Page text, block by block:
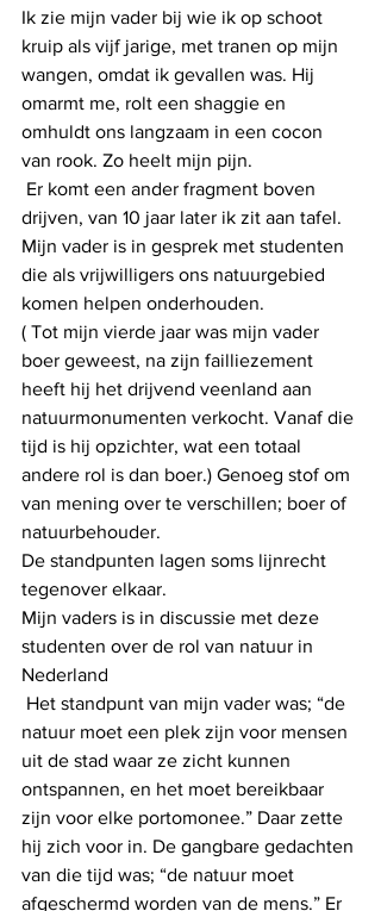
Ik zie mijn vader bij wie ik op schoot
kruip als vijf jarige, met tranen op mijn
wangen, omdat ik gevallen was. Hij
omarmt me, rolt een shaggie en
omhuldt ons langzaam in een cocon
van rook. Zo heelt mijn pijn.
drijven, van 10 jaar later ik zit aan tafel.
Mijn vader is in gesprek met studenten
die als vrijwilligers ons natuurgebied
komen helpen onderhouden.
( Tot mijn vierde jaar was mijn vader
boer geweest, na zijn failliezement
heeft hij het drijvend veenland aan
natuurmonumenten verkocht. Vanaf die
tijd is hij opzichter, wat een totaal
andere rol is dan boer.) Genoeg stof om
van mening over te verschillen; boer of
natuurbehouder.
De standpunten lagen soms lijnrecht
tegenover elkaar.
Mijn vaders is in discussie met deze
studenten over de rol van natuur in
Nederland
natuur moet een plek zijn voor mensen
uit de stad waar ze zicht kunnen
ontspannen, en het moet bereikbaar
zijn voor elke portomonee.” Daar zette
hij zich voor in. De gangbare gedachten
van die tijd was; “de natuur moet
afgeschermd worden van de mens.” Er